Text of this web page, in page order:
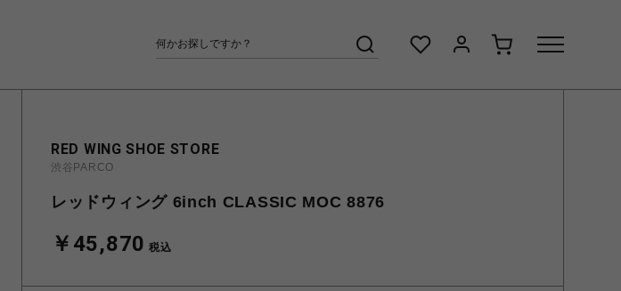
RED WING SHOE STORE
渋谷PARCO
レッドウィング 6inch CLASSIC MOC 8876
￥45,870 税込